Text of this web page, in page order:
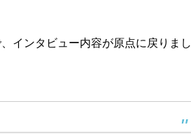
インタビュー内容が原点に戻りまし